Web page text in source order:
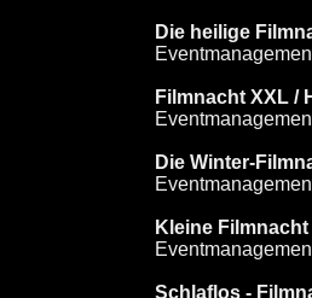
Die heilige
Filmnacht XXL /
Die Winter-
Kleine
Schlaflos -